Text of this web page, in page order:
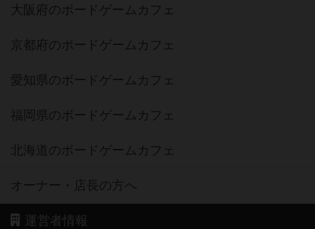
大阪府のボードゲームカフェ
京都府のボードゲームカフェ
愛知県のボードゲームカフェ
福岡県のボードゲームカフェ
北海道のボードゲームカフェ
オーナー・店長の方へ
運営者情報